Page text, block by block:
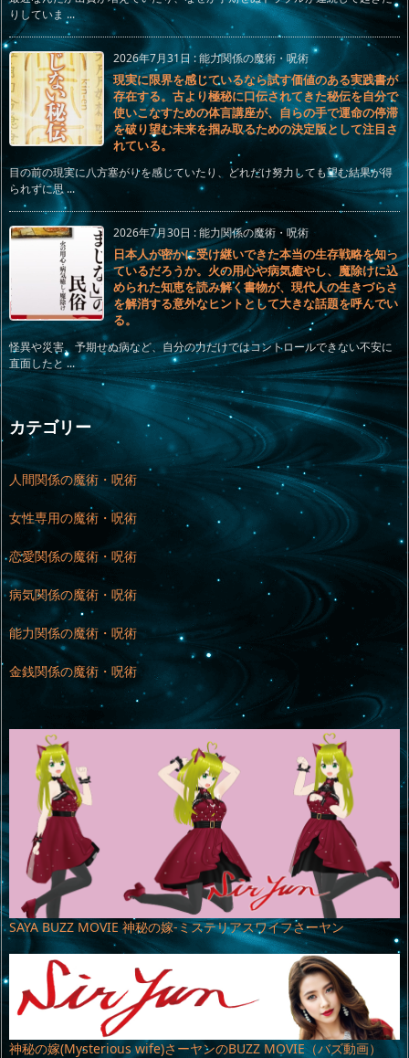
りしていま ...
2026年7月31日 :能力関係の魔術・呪術
現実に限界を感じているなら試す価値のある実践書が
存在する。古より極秘に口伝されてきた秘伝を自分で
使いこなすための体言講座が、自らの手で運命の停滞
を破り望む未来を掴み取るための決定版として注目さ
れている。
目の前の現実に八方塞がりを感じていたり、どれだけ努力しても望む結果が得
られずに思 ...
2026年7月30日 :能力関係の魔術・呪術
日本人が密かに受け継いできた本当の生存戦略を知っ
ているだろうか。火の用心や病気癒やし、魔除けに込
められた知恵を読み解く書物が、現代人の生きづらさ
を解消する意外なヒントとして大きな話題を呼んでい
る。
怪異や災害、予期せぬ病など、自分の力だけではコントロールできない不安に
直面したと ...
カテゴリー
人間関係の魔術・呪術
女性専用の魔術・呪術
恋愛関係の魔術・呪術
病気関係の魔術・呪術
能力関係の魔術・呪術
金銭関係の魔術・呪術
SAYA BUZZ MOVIE 神秘の嫁-ミステリアスワイフさーヤン
神秘の嫁(Mysterious wife)さーヤンのBUZZ MOVIE（バズ動画）